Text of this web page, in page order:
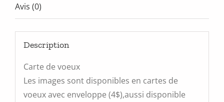
Avis (0)
Description
Carte de voeux
Les images sont disponibles en cartes de
voeux avec enveloppe (4$),aussi disponible